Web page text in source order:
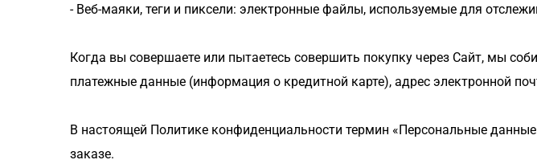
- Веб-маяки, теги и пиксели: электронные файлы, используемые для
Когда вы совершаете или пытаетесь совершить покупку через Сайт, мы
платежные данные (информация о кредитной карте), адрес электронной
В настоящей Политике конфиденциальности термин «Персональные
заказе.